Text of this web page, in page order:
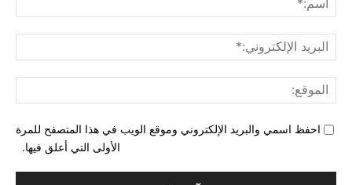
احفظ اسمي والبريد الإلكتروني وموقع الويب في هذا المتصفح للمرة
الأولى التي أعلق فيها.